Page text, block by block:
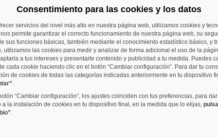
rango de precios que se aproximan a su criterio de
Consentimiento para las cookies y los datos
servicios del nivel más alto en nuestra página web, utilizamos cookies y
permite garantizar el correcto funcionamiento de nuestra página web, su
sus funciones básicas, también mediante el conocimiento estadístico básico, y
utilizamos las cookies para medir y analizar de forma adicional el uso de la
a tus intereses y presentarte contenido y publicidad a tu medida. Puedes
cada cookie haciendo clic en el botón “Cambiar configuración”. Para dar tu
de cookies de todas las categorías indicadas anteriormente en tu dispositivo
.
“Cambiar configuración”, los ajustes coinciden con tus preferencias, para dar
a la instalación de cookies en tu dispositivo final, en la medida que lo elijas,
.